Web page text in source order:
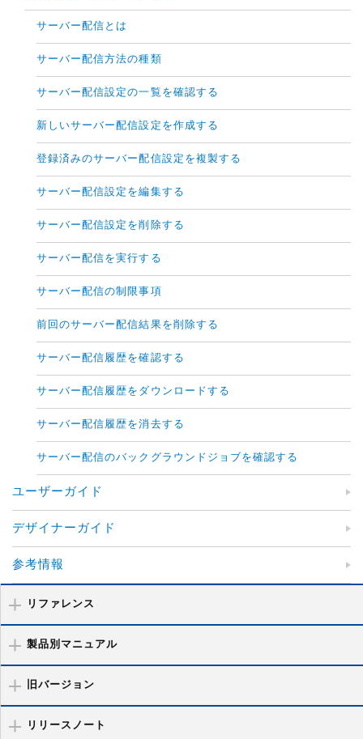
サーバー配信とは
サーバー配信方法の種類
サーバー配信設定の一覧を確認する
新しいサーバー配信設定を作成する
登録済みのサーバー配信設定を複製する
サーバー配信設定を編集する
サーバー配信設定を削除する
サーバー配信を実行する
サーバー配信の制限事項
前回のサーバー配信結果を削除する
サーバー配信履歴を確認する
サーバー配信履歴をダウンロードする
サーバー配信履歴を消去する
サーバー配信のバックグラウンドジョブを確認する
ユーザーガイド
デザイナーガイド
参考情報
リファレンス
製品別マニュアル
旧バージョン
リリースノート